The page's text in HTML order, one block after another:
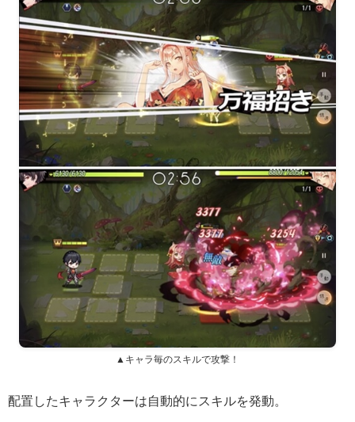
▲キャラ毎のスキルで攻撃！
配置したキャラクターは自動的にスキルを発動。